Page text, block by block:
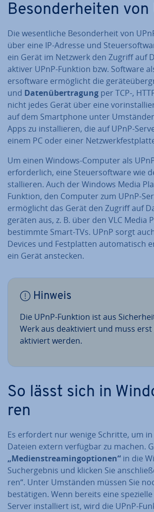
Be­son­der­hei­ten von
Die we­sent­li­che Be­son­der­heit von
über eine IP-Adresse und
ein Gerät im Netzwerk den Zugriff auf
aktiver UPnP-Funktion bzw. Software
er­soft­ware er­mög­licht die
und Da­ten­über­tra­gung per TCP-,
nicht jedes Gerät über eine
auf dem Smart­phone unter
Apps zu in­stal­lie­ren, die auf UPnP-
einem PC oder einer
Um einen Windows-Computer als
er­for­der­lich, eine Steu­er­soft­ware wie
stal­lie­ren. Auch der Windows Media
Funktion, den Computer zum UPnP-
er­mög­licht das Gerät den Zugriff auf
ge­rä­ten aus, z. B. über den VLC
bestimmte Smart-TVs. UPnP sorgt
Devices und Fest­plat­ten au­to­ma­tisch
ein Gerät anstecken.
Hinweis
Die UPnP-Funktion ist aus
Werk aus de­ak­ti­viert und muss
aktiviert werden.
So lässt sich in
ren
Es erfordert nur wenige Schritte, um
Dateien extern verfügbar zu machen.
„Me­di­enstrea­ming­op­tio­nen“ in die
Such­ergeb­nis und klicken Sie
ren“. Unter Umständen müssen Sie
be­stä­ti­gen. Wenn bereits eine
Server in­stal­liert ist, wird die UPnP-